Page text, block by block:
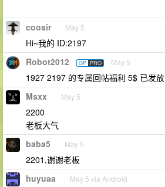
coosir May 5
Hi~我的 ID:2197
Robot2012 OP PRO May 5
1927 2197 的专属回帖福利 5$ 已发放
Msxx May 5
2200
老板大气
baba5 May 5
2201,谢谢老板
huyuaa May 5 via Android